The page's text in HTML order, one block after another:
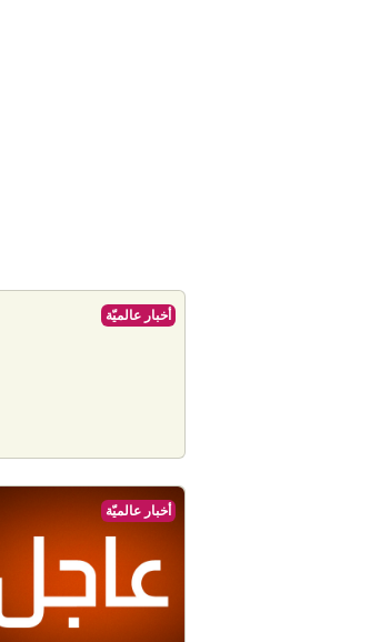
أخبار عالميّة
أخبار عالميّة